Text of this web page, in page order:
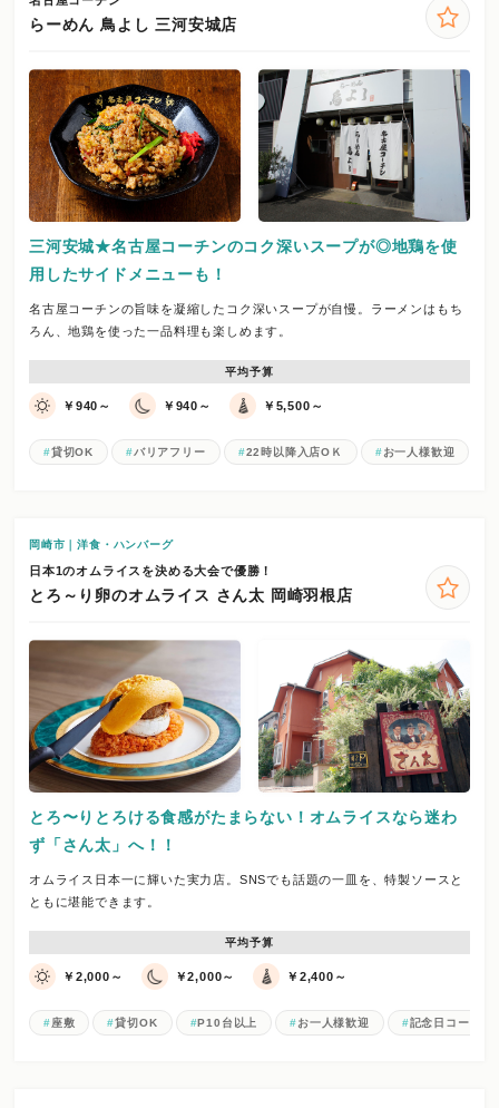
らーめん 鳥よし 三河安城店
三河安城★名古屋コーチンのコク深いスープが◎地鶏を使
用したサイドメニューも！
名古屋コーチンの旨味を凝縮したコク深いスープが自慢。ラーメンはもち
ろん、地鶏を使った一品料理も楽しめます。
平均予算
￥940～ ￥940～ ￥5,500～
貸切OK バリアフリー 22時以降入店OＫ お一人様歓迎
岡崎市｜洋食・ハンバーグ
日本1のオムライスを決める大会で優勝！
とろ～り卵のオムライス さん太 岡崎羽根店
とろ〜りとろける食感がたまらない！オムライスなら迷わ
ず「さん太」へ！！
オムライス日本一に輝いた実力店。SNSでも話題の一皿を、特製ソースと
ともに堪能できます。
平均予算
￥2,000～ ￥2,000～ ￥2,400～
座敷 貸切OK P10台以上 お一人様歓迎 記念日コース